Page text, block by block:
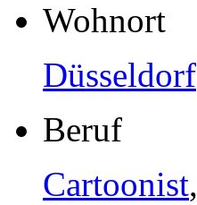
Wohnort
Düsseldorf
Beruf
Cartoonist,